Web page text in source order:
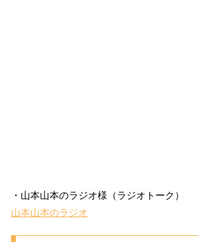
・山本山本のラジオ様（ラジオトーク）
山本山本のラジオ